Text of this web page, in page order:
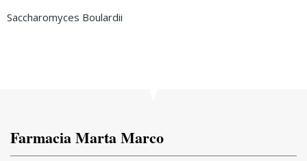
Saccharomyces Boulardii
Farmacia Marta Marco